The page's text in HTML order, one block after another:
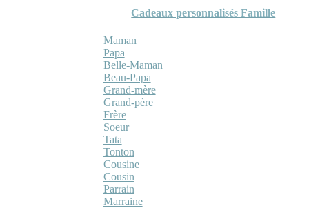
Cadeaux personnalisés Famille
Maman
Papa
Belle-Maman
Beau-Papa
Grand-mère
Grand-père
Frère
Soeur
Tata
Tonton
Cousine
Cousin
Parrain
Marraine